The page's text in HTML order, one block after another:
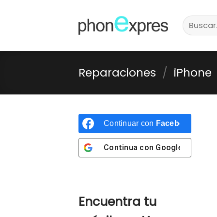
Buscar
por:
Reparaciones / iPhone
Continuar con Facebook
Continua con Google
Encuentra tu